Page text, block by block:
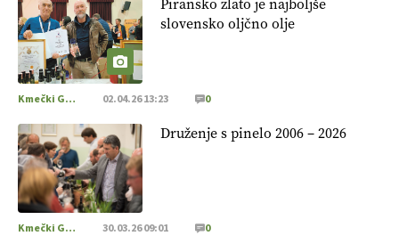
Piransko zlato je najboljše
slovensko oljčno olje
Kmečki Glas 02.04.26 13:23 0
Druženje s pinelo 2006 – 2026
Kmečki Glas 30.03.26 09:01 0